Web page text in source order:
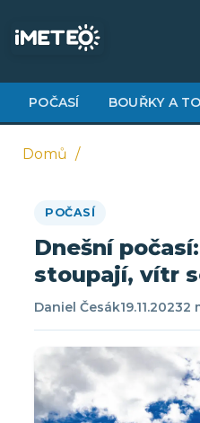
obsahu
POČASÍ BOUŘKY A
navigace
Domů
POČASÍ
Dnešní
stoupají, vítr
Daniel Česák19.11.20232